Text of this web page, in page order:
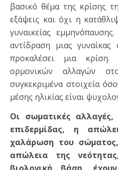
βασικό θέμα της κρίσης
εξάψεις και όχι η
γυναικείας
αντίδραση μιας
προκαλέσει μια
ορμονικών αλλαγών
συγκεκριμένα στοιχεία
μέσης ηλικίας είναι
Οι σωματικές
επιδερμίδας, η
χαλάρωση του
απώλεια της